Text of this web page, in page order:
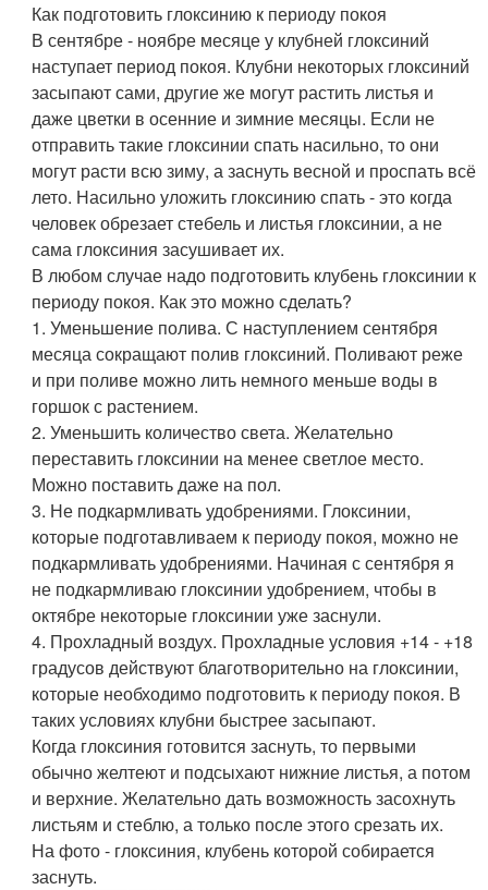
Как подготовить глоксинию к периоду покоя
В сентябре - ноябре месяце у клубней глоксиний
наступает период покоя. Клубни некоторых глоксиний
засыпают сами, другие же могут растить листья и
даже цветки в осенние и зимние месяцы. Если не
отправить такие глоксинии спать насильно, то они
могут расти всю зиму, а заснуть весной и проспать всё
лето. Насильно уложить глоксинию спать - это когда
человек обрезает стебель и листья глоксинии, а не
сама глоксиния засушивает их.
В любом случае надо подготовить клубень глоксинии к
периоду покоя. Как это можно сделать?
1. Уменьшение полива. С наступлением сентября
месяца сокращают полив глоксиний. Поливают реже
и при поливе можно лить немного меньше воды в
горшок с растением.
2. Уменьшить количество света. Желательно
переставить глоксинии на менее светлое место.
Можно поставить даже на пол.
3. Не подкармливать удобрениями. Глоксинии,
которые подготавливаем к периоду покоя, можно не
подкармливать удобрениями. Начиная с сентября я
не подкармливаю глоксинии удобрением, чтобы в
октябре некоторые глоксинии уже заснули.
4. Прохладный воздух. Прохладные условия +14 - +18
градусов действуют благотворительно на глоксинии,
которые необходимо подготовить к периоду покоя. В
таких условиях клубни быстрее засыпают.
Когда глоксиния готовится заснуть, то первыми
обычно желтеют и подсыхают нижние листья, а потом
и верхние. Желательно дать возможность засохнуть
листьям и стеблю, а только после этого срезать их.
На фото - глоксиния, клубень которой собирается
заснуть.